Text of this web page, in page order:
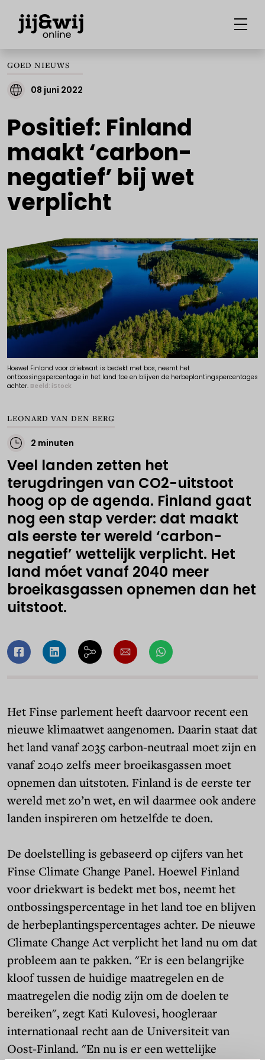
GOED NIEUWS
08 juni 2022
Positief: Finland
maakt ‘carbon-
negatief’ bij wet
verplicht
Hoewel Finland voor driekwart is bedekt met bos, neemt het
ontbossingspercentage in het land toe en blijven de herbeplantingspercentages
achter. Beeld: iStock
LEONARD VAN DEN BERG
2 minuten
Veel landen zetten het
terugdringen van CO2-uitstoot
hoog op de agenda. Finland gaat
nog een stap verder: dat maakt
als eerste ter wereld ‘carbon-
negatief’ wettelijk verplicht. Het
land móet vanaf 2040 meer
broeikasgassen opnemen dan het
uitstoot.
Het Finse parlement heeft daarvoor recent een
nieuwe klimaatwet aangenomen. Daarin staat dat
het land vanaf 2035 carbon-neutraal moet zijn en
vanaf 2040 zelfs meer broeikasgassen moet
opnemen dan uitstoten. Finland is de eerste ter
wereld met zo’n wet, en wil daarmee ook andere
landen inspireren om hetzelfde te doen.
De doelstelling is gebaseerd op cijfers van het
Finse Climate Change Panel. Hoewel Finland
voor driekwart is bedekt met bos, neemt het
ontbossingspercentage in het land toe en blijven
de herbeplantingspercentages achter. De nieuwe
Climate Change Act verplicht het land nu om dat
probleem aan te pakken. "Er is een belangrijke
kloof tussen de huidige maatregelen en de
maatregelen die nodig zijn om de doelen te
bereiken", zegt Kati Kulovesi, hoogleraar
internationaal recht aan de Universiteit van
Oost-Finland. "En nu is er een wettelijke